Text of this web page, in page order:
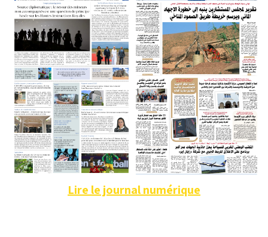
Lire le journal numérique